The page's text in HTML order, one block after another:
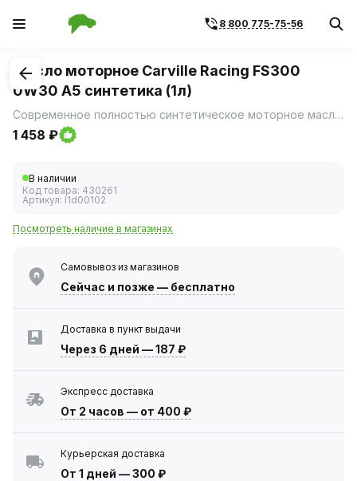
8 800 775-75-56
1/3
Масло моторное Carville Racing FS300
0W30 A5 синтетика (1л)
Современное полностью синтетическое моторное масло премиум-класса, созданное на основе полиальфаолефинов (ПАО).
1 458 ₽
В наличии
Код товара: 430261
Артикул: l1d00102
Посмотреть наличие в магазинах
Самовывоз из магазинов
Сейчас и позже — бесплатно
Доставка в пункт выдачи
Через 6 дней —187 ₽
Экспресс доставка
От 2 часов — от 400 ₽
Курьерская доставка
От 1 дней —300 ₽